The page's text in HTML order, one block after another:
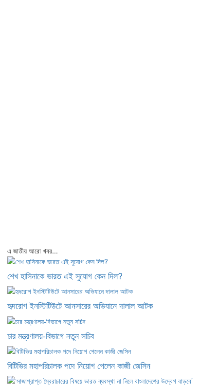
এ জাতীয় আরো খবর...
শেখ হাসিনাকে ভারত এই সুযোগ কেন দিল?
হৃদরোগ ইনস্টিটিউটে আনসারের অভিযানে দালাল আটক
চার মন্ত্রণালয়-বিভাগে নতুন সচিব
বিটিভির মহাপরিচালক পদে নিয়োগ পেলেন কাজী জেসিন